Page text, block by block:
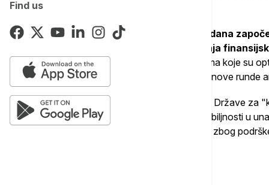
Find usbiti odložen.
SAD i Iran su pre nešto više od mesec dana
iranskog nukleanog programa i ukidanja
Države juče su uvele nove sankcije firmama koje su
naftom i petrohemijskim proizvodima uoči nove runde
Iran je danas optužio Sjedinjene Američke Države za
odluka i njihov nedostatak dobre volje i ozbiljnosti u
Vašington upozorio Teheran na posledice zbog